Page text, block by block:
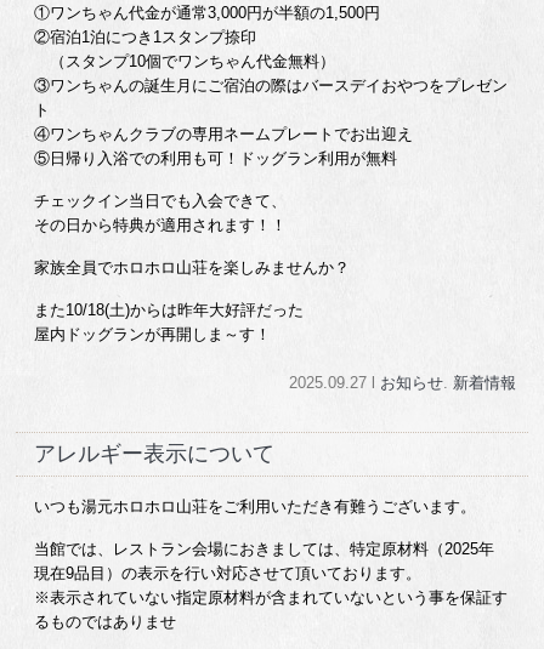
①ワンちゃん代金が通常3,000円が半額の1,500円
②宿泊1泊につき1スタンプ捺印
（スタンプ10個でワンちゃん代金無料）
③ワンちゃんの誕生月にご宿泊の際はバースデイおやつをプレゼン
ト
④ワンちゃんクラブの専用ネームプレートでお出迎え
⑤日帰り入浴での利用も可！ドッグラン利用が無料
チェックイン当日でも入会できて、
その日から特典が適用されます！！
家族全員でホロホロ山荘を楽しみませんか？
また10/18(土)からは昨年大好評だった
屋内ドッグランが再開しま～す！
2025.09.27 l お知らせ. 新着情報
アレルギー表示について
いつも湯元ホロホロ山荘をご利用いただき有難うございます。
当館では、レストラン会場におきましては、特定原材料（2025年
現在9品目）の表示を行い対応させて頂いております。
※表示されていない指定原材料が含まれていないという事を保証す
るものではありませ